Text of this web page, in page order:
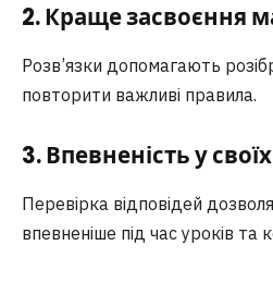
2. Краще засвоєння
Розв’язки допомагають
повторити важливі правила.
3. Впевненість у
Перевірка відповідей
впевненіше під час уроків та